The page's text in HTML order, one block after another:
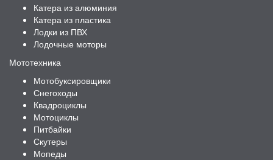
Катера из алюминия
Катера из пластика
Лодки из ПВХ
Лодочные моторы
Мототехника
Мотобуксировщики
Снегоходы
Квадроциклы
Мотоциклы
Питбайки
Скутеры
Мопеды